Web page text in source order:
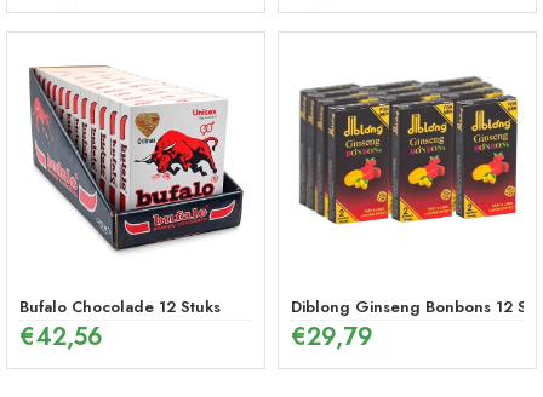
Bufalo Chocolade 12 Stuks
€42,56
Diblong Ginseng Bonbons 12
€29,79